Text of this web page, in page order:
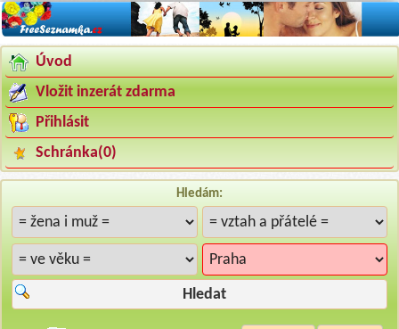
Úvod
Vložit inzerát zdarma
Přihlásit
Schránka(0)
Hledám:
Hledat